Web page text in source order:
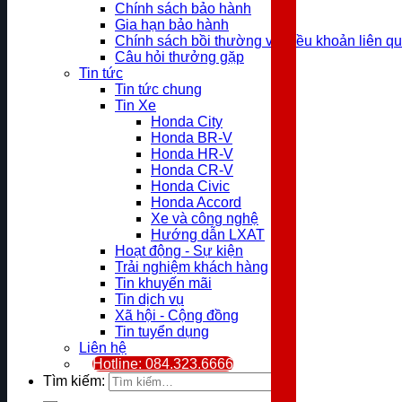
Chính sách bảo hành
Gia hạn bảo hành
Chính sách bồi thường và điều khoản liên
Câu hỏi thưởng gặp
Tin tức
Tin tức chung
Tin Xe
Honda City
Honda BR-V
Honda HR-V
Honda CR-V
Honda Civic
Honda Accord
Xe và công nghệ
Hướng dẫn LXAT
Hoạt động - Sự kiện
Trải nghiệm khách hàng
Tin khuyến mãi
Tin dịch vụ
Xã hội - Cộng đồng
Tin tuyển dụng
Liên hệ
Hotline: 084.323.6666
Tìm kiếm: